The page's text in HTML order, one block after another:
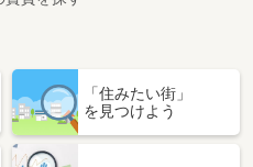
１
円
県横浜市神奈川区子安通１
「住みたい街」
を見つけよう